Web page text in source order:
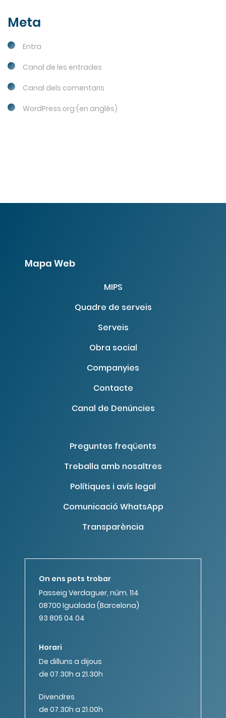
Meta
Entra
Canal de les entrades
Canal dels comentaris
WordPress.org (en anglès)
Mapa Web
MIPS
Quadre de serveis
Serveis
Obra social
Companyies
Contacte
Canal de Denúncies
Preguntes freqüents
Treballa amb nosaltres
Polítiques i avís legal
Comunicació WhatsApp
Transparència
On ens pots trobar
Passeig Verdaguer, núm. 114
08700 Igualada (Barcelona)
93 805 04 04
Horari
De dilluns a dijous
de 07.30h a 21.30h
Divendres
de 07.30h a 21.00h